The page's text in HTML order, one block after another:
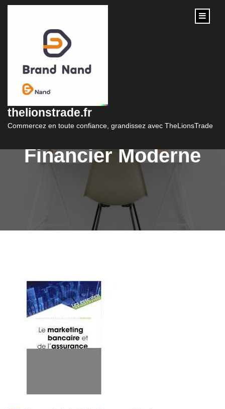
content
thelionstrade.fr
Commercez en toute confiance, grandissez avec TheLionsTrade
Marketing Bancaire
dans le Secteur
Financier Moderne